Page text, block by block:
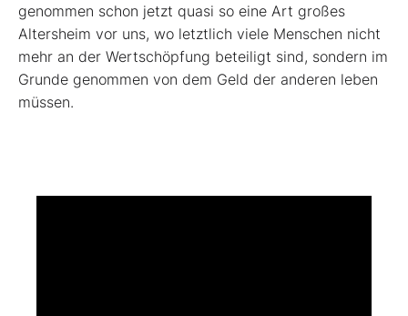
genommen schon jetzt quasi so eine Art großes
Altersheim vor uns, wo letztlich viele Menschen nicht
mehr an der Wertschöpfung beteiligt sind, sondern im
Grunde genommen von dem Geld der anderen leben
müssen.